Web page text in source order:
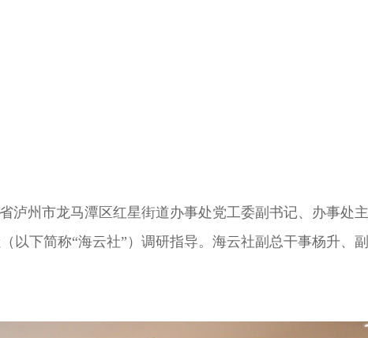
泸州市龙马潭区红星街道办事处党工委副书记、办事处
以下简称“海云社”）调研指导。海云社副总干事杨升、